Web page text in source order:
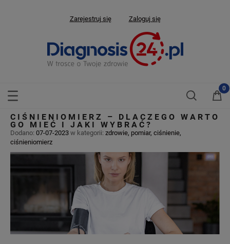
Zarejestruj się Zaloguj się
CIŚNIENIOMIERZ – DLACZEGO WARTO
GO MIEĆ I JAKI WYBRAĆ?
Dodano: 07-07-2023 w kategorii: zdrowie, pomiar, ciśnienie,
ciśnieniomierz